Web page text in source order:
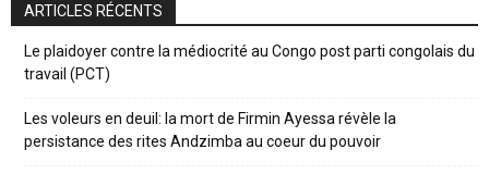
ARTICLES RÉCENTS
Le plaidoyer contre la médiocrité au Congo post parti congolais du
travail (PCT)
Les voleurs en deuil: la mort de Firmin Ayessa révèle la
persistance des rites Andzimba au coeur du pouvoir